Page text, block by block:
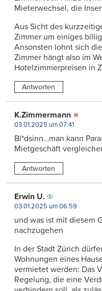
Mieterwechsel, die
Aus Sicht des
Zimmer um einiges
Ansonsten lohnt sich
Zimmer hängt also im
Hotelzimmerpreisen in
Antworten
K.Zimmermann
03.01.2025 um 07:41
Bl*dsinn…man kann
Mietgeschäft
Antworten
Erwin U.
03.01.2025 um 06:59
und was ist mit diesem
nachzugehen
In der Stadt Zürich
Wohnungen eines
vermietet werden: Das
Regelung, die eine